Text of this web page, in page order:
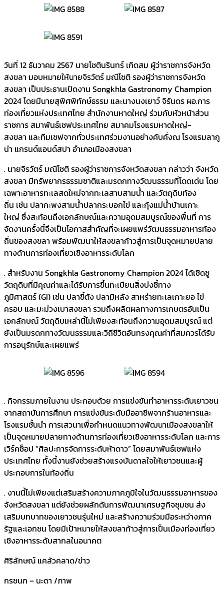
วันที่ 12 ธันวาคม 2567 นายโชตินรินทร์ เกิดสม ผู้ว่าราชการจังหวัด
สงขลา มอบหมายให้นายจิรวัตร์ มณีโชติ รองผู้ว่าราชการจังหวัด
สงขลา เป็นประธานเปิดงาน Songkhla Gastronomy Champion
2024 โดยมีนายสุพิศพิทักษ์ธรรม และนางนงเยาว์ จิรันดร ผอ.การ
ท่องเที่ยวแห่งประเทศไทย สำนักงานหาดใหญ่ ร่วมกับหัวหน้าส่วน
ราชการ สมาพันธ์เชฟประเทศไทย สมาคมโรงแรมหาดใหญ่-
สงขลา และทีมเชฟจากทั่วประเทศร่วมงานอย่างคับคั่งณ โรงแรมลากู
น่า แกรนด์แอนด์สปา อำเภอเมืองสงขลา
. นายจิรวัตร์ มณีโชติ รองผู้ว่าราชการจังหวัดสงขลา กล่าวว่า จังหวัด
สงขลา มีทรัพยากรธรรมชาติและมรดกทางวัฒนธรรมที่โดดเด่น โดย
เฉพาะอาหารทะเลสดใหม่จากทะเลสาบสามน้ำ และวัตถุดิบท้อง
ถิ่น เช่น ปลากะพงสามน้ำปลากระบอกไข่ และกุ้งแม่น้ำบ้านเกาะ
ใหญ่ ซึ่งสะท้อนถึงเอกลักษณ์และความอุดมสมบูรณ์ของพื้นที่ การ
จัดงานครั้งนี้จึงเป็นโอกาสสำคัญที่จะเผยแพร่วัฒนธรรมอาหารท้อง
ถิ่นของสงขลา พร้อมพัฒนาให้สงขลาก้าวสู่การเป็นจุดหมายปลาย
ทางด้านการท่องเที่ยวเชิงอาหารระดับโลก
. สำหรับงาน Songkhla Gastronomy Champion 2024 ได้เชิดชู
วัตถุดิบที่มีคุณค่าและได้รับการขึ้นทะเบียนสิ่งบ่งชี้ทาง
ภูมิศาสตร์ (GI) เช่น ปลาขี้ตัง ปลามิหลัง สาหร่ายทะเลเกาะยอ ไข่
ครอบ และมะม่วงเบาสงขลา รวมถึงผลิตผลทางการเกษตรอันเป็น
เอกลักษณ์ วัตถุดิบเหล่านี้ไม่เพียงสะท้อนถึงความอุดมสมบูรณ์ แต่
ยังเป็นมรดกทางวัฒนธรรมและวิถีชีวิตอันทรงคุณค่าที่สมควรได้รับ
การอนุรักษ์และเผยแพร่
. กิจกรรมภายในงาน ประกอบด้วย การแข่งขันทำอาหารระดับเยาวชน
จากสถาบันการศึกษา การแข่งขันระดับมืออาชีพจากร้านอาหารและ
โรงแรมชั้นนำ การเสวนาเพื่อกำหนดแนวทางพัฒนาเมืองสงขลาให้
เป็นจุดหมายปลายทางด้านการท่องเที่ยวเชิงอาหารระดับโลก และการ
เวิร์คช็อป “ศิลปะการจัดการระดับห้าดาว” โดยสมาพันธ์เชฟแห่ง
ประเทศไทย ทั้งนี้งานยังช่วยสร้างแรงบันดาลใจให้เยาวชนและผู้
ประกอบการในท้องถิ่น
. งานนี้ไม่เพียงแต่เสริมสร้างความภาคภูมิใจในวัฒนธรรมอาหารของ
จังหวัดสงขลา แต่ยังช่วยผลักดันการพัฒนาเศรษฐกิจชุมชน ส่ง
เสริมบทบาทของเยาวชนรุ่นใหม่ และสร้างความร่วมมือระหว่างภาค
รัฐและเอกชน โดยมีเป้าหมายให้สงขลาก้าวสู่การเป็นเมืองท่องเที่ยว
เชิงอาหารระดับสากลในอนาคต
ศิริลักษณ์ แคล้วคลาด/ข่าว
กรชนก – นะดา /ภาพ